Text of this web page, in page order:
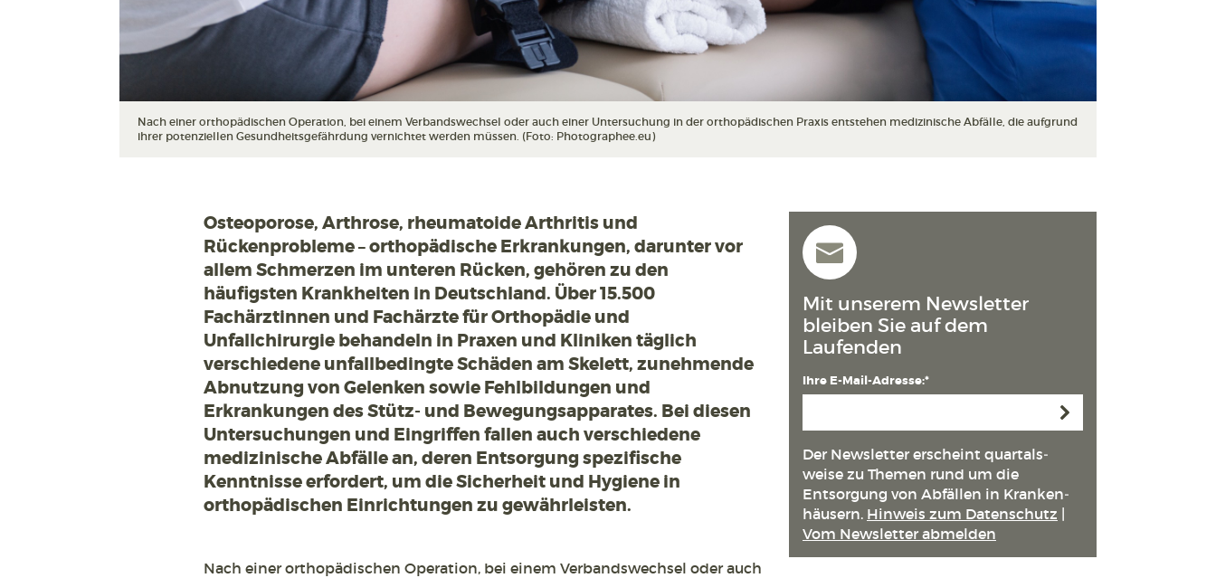
Nach einer orthopädischen Operation, bei einem Verbandswechsel oder auch einer Untersuchung in der orthopädischen Praxis entstehen medizinische Abfälle, die aufgrund
ihrer potenziellen Gesundheitsgefährdung vernichtet werden müssen. (Foto: Photographee.eu)
Osteoporose, Arthrose, rheumatoide Arthritis und
Rückenprobleme – orthopädische Erkrankungen, darunter vor
allem Schmerzen im unteren Rücken, gehören zu den
häufigsten Krankheiten in Deutschland. Über 15.500
Fachärztinnen und Fachärzte für Orthopädie und
Unfallchirurgie behandeln in Praxen und Kliniken täglich
verschiedene unfallbedingte Schäden am Skelett, zunehmende
Abnutzung von Gelenken sowie Fehlbildungen und
Erkrankungen des Stütz- und Bewegungsapparates. Bei diesen
Untersuchungen und Eingriffen fallen auch verschiedene
medizinische Abfälle an, deren Entsorgung spezifische
Kenntnisse erfordert, um die Sicherheit und Hygiene in
orthopädischen Einrichtungen zu gewährleisten.
Nach einer orthopädischen Operation, bei einem Verbandswechsel oder auch
Mit unserem Newsletter
bleiben Sie auf dem
Laufenden
Ihre E-Mail-Adresse:*
Der Newsletter erscheint quartals­
weise zu Themen rund um die
Entsorgung von Abfällen in Kranken­
häusern. Hinweis zum Datenschutz
Vom Newsletter abmelden